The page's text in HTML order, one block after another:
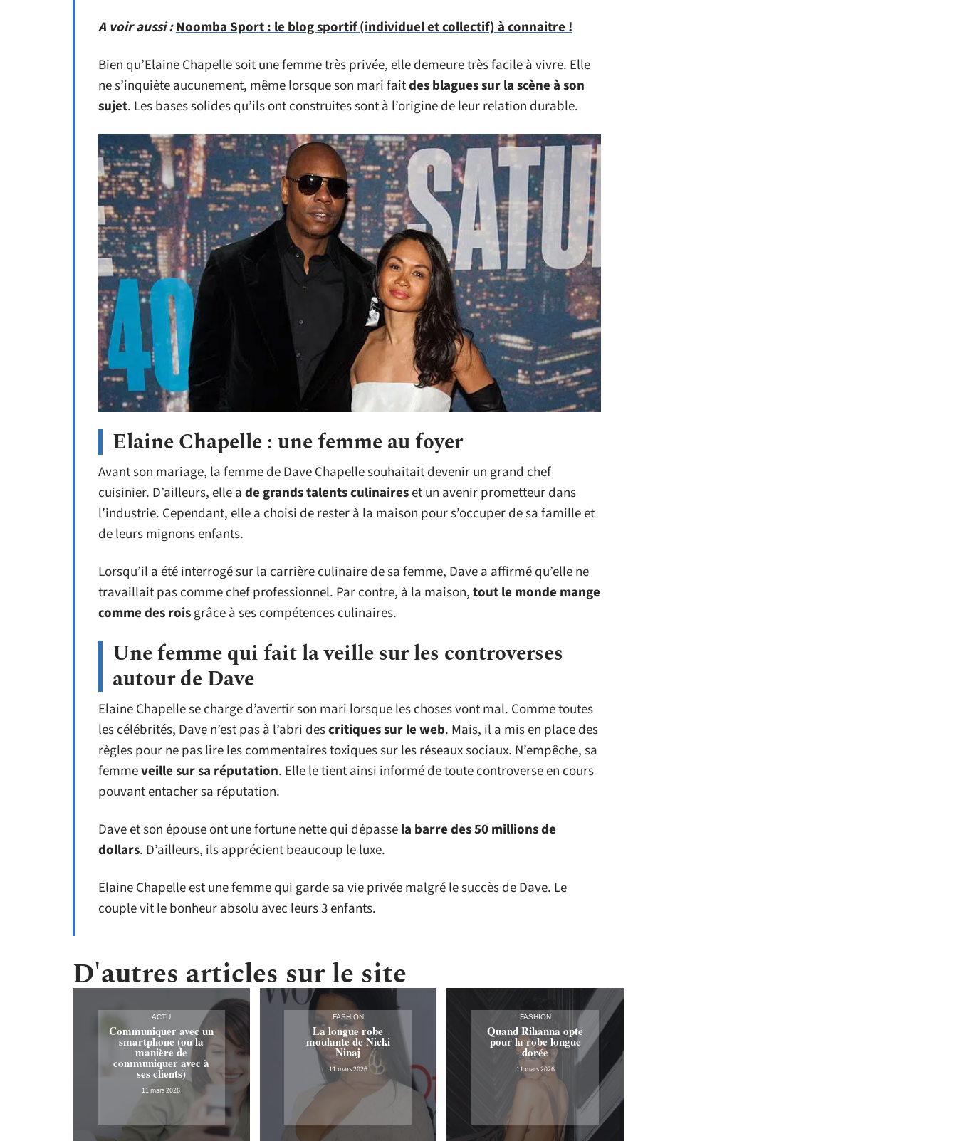
A voir aussi :Noomba Sport : le blog sportif (individuel et collectif) à connaitre !
Bien qu’Elaine Chapelle soit une femme très privée, elle demeure très facile à vivre. Elle
ne s’inquiète aucunement, même lorsque son mari faitdes blagues sur la scène à son
sujet. Les bases solides qu’ils ont construites sont à l’origine de leur relation durable.
Elaine Chapelle : une femme au foyer
Avant son mariage, la femme de Dave Chapelle souhaitait devenir un grand chef
cuisinier. D’ailleurs, elle adegrands talents culinaireset un avenir prometteur dans
l’industrie. Cependant, elle a choisi de rester à la maison pour s’occuper de sa famille et
de leurs mignons enfants.
Lorsqu’il a été interrogé sur la carrière culinaire de sa femme, Dave a affirmé qu’elle ne
travaillait pas comme chef professionnel. Par contre, à la maison,tout le monde mange
comme des roisgrâce à ses compétences culinaires.
Une femme qui fait la veille sur les controverses
autour de Dave
Elaine Chapelle se charge d’avertir son mari lorsque les choses vont mal. Comme toutes
les célébrités, Dave n’est pas à l’abri descritiques sur le web. Mais, il a mis en place des
règles pour ne pas lire les commentaires toxiques sur les réseaux sociaux. N’empêche, sa
femmeveille sur sa réputation. Elle le tient ainsi informé de toute controverse en cours
pouvant entacher sa réputation.
Dave et son épouse ont une fortune nette qui dépassela barre des 50 millions de
dollars. D’ailleurs, ils apprécient beaucoup le luxe.
Elaine Chapelle est une femme qui garde sa vie privée malgré le succès de Dave. Le
couple vit le bonheur absolu avec leurs 3 enfants.
D'autres articles sur le site
ACTU
Communiquer avec un
smartphone (ou la
manière de
communiquer avec à
ses clients)
11 mars 2026
FASHION
La longue robe
moulante de Nicki
Ninaj
11 mars 2026
FASHION
Quand Rihanna opte
pour la robe longue
dorée
11 mars 2026